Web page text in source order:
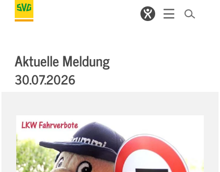
Aktuelle Meldung
30.07.2026